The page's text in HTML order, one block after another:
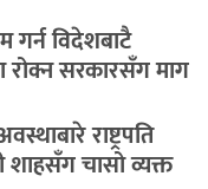
गर्न विदेशबाटै
रोक्न सरकारसँग माग
राष्ट्रपति
शाहसँग चासो व्यक्त